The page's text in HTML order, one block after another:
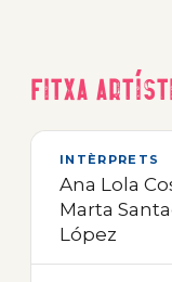
Fitxa
INTÈRPRETS
Ana Lola
Marta
López